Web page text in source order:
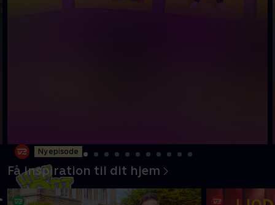
Ny episode
Få inspiration til dit hjem